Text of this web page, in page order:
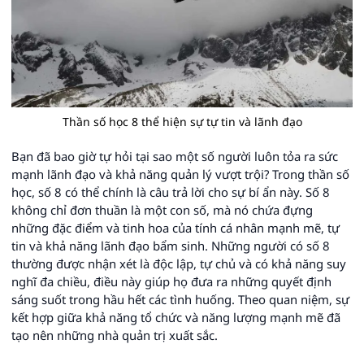
Thần số học 8 thể hiện sự tự tin và lãnh đạo
Bạn đã bao giờ tự hỏi tại sao một số người luôn tỏa ra sức
mạnh lãnh đạo và khả năng quản lý vượt trội? Trong thần số
học, số 8 có thể chính là câu trả lời cho sự bí ẩn này. Số 8
không chỉ đơn thuần là một con số, mà nó chứa đựng
những đặc điểm và tinh hoa của tính cá nhân mạnh mẽ, tự
tin và khả năng lãnh đạo bẩm sinh. Những người có số 8
thường được nhận xét là độc lập, tự chủ và có khả năng suy
nghĩ đa chiều, điều này giúp họ đưa ra những quyết định
sáng suốt trong hầu hết các tình huống. Theo quan niệm, sự
kết hợp giữa khả năng tổ chức và năng lượng mạnh mẽ đã
tạo nên những nhà quản trị xuất sắc.